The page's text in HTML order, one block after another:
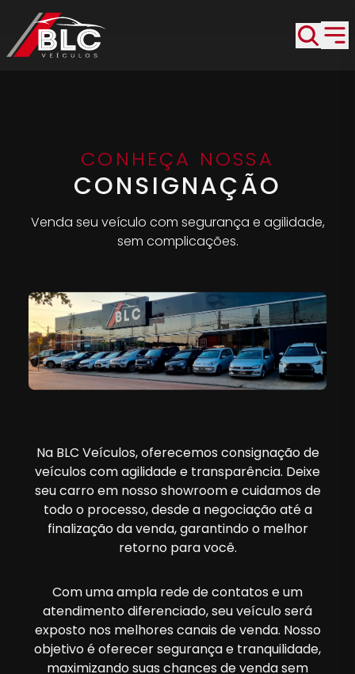
CONHEÇA NOSSA
CONSIGNAÇÃO
Venda seu veículo com segurança e agilidade,
sem complicações.
Na BLC Veículos, oferecemos consignação de
veículos com agilidade e transparência. Deixe
seu carro em nosso showroom e cuidamos de
todo o processo, desde a negociação até a
finalização da venda, garantindo o melhor
retorno para você.
Com uma ampla rede de contatos e um
atendimento diferenciado, seu veículo será
exposto nos melhores canais de venda. Nosso
objetivo é oferecer segurança e tranquilidade,
maximizando suas chances de venda sem